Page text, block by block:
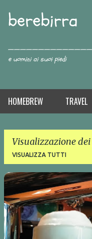
berebirra
e uomini ai suoi piedi
HOMEBREW TRAVEL
Visualizzazione dei
VISUALIZZA TUTTI
o
s
t